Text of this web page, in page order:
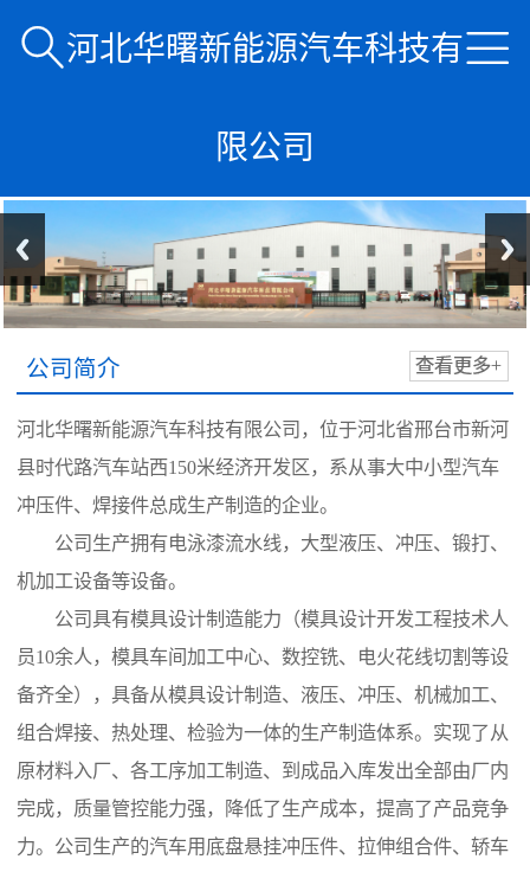

 河北华曙新能源汽车科技有
限公司
公司简介 查看更多+
河北华曙新能源汽车科技有限公司，位于河北省邢台市新河
县时代路汽车站西150米经济开发区，系从事大中小型汽车
冲压件、焊接件总成生产制造的企业。
公司生产拥有电泳漆流水线，大型液压、冲压、锻打、
机加工设备等设备。
公司具有模具设计制造能力（模具设计开发工程技术人
员10余人，模具车间加工中心、数控铣、电火花线切割等设
备齐全），具备从模具设计制造、液压、冲压、机械加工、
组合焊接、热处理、检验为一体的生产制造体系。实现了从
原材料入厂、各工序加工制造、到成品入库发出全部由厂内
完成，质量管控能力强，降低了生产成本，提高了产品竞争
力。公司生产的汽车用底盘悬挂冲压件、拉伸组合件、轿车